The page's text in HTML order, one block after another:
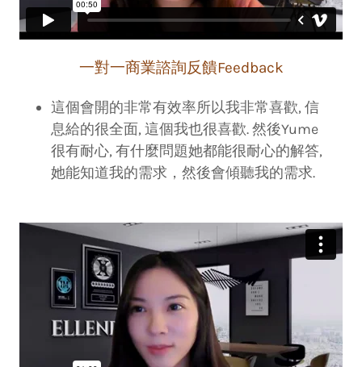
一對一商業諮詢反饋Feedback
這個會開的非常有效率所以我非常喜歡, 信
息給的很全面, 這個我也很喜歡. 然後Yume
很有耐心, 有什麼問題她都能很耐心的解答,
她能知道我的需求，然後會傾聽我的需求.